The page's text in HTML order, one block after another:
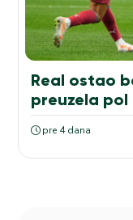
Real ostao
preuzela pol
pre 4 dana